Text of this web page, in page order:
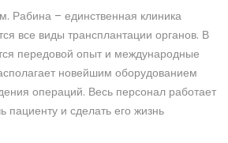
Рабина – единственная клиника
все виды трансплантации органов. В
передовой опыт и международные
новейшим оборудованием
операций. Весь персонал работает
пациенту и сделать его жизнь